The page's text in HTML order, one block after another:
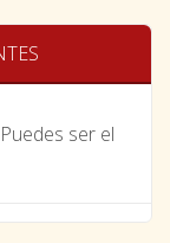
ser el